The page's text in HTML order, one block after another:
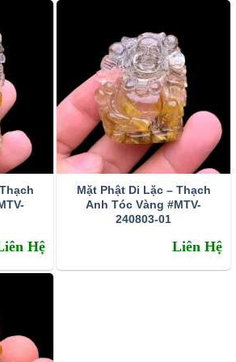
duyên, hạnh phúc lứa đôi được
Bạn hãy cùng chúng tôi tìm về 3
ý nghĩa của thạch anh tóc vàng!
vòng tay thạch anh tóc vàng chất
tự nhiên.
Hệ
Mặt Phật Di Lặc – Thạch
Anh Tóc Vàng #MTV-
240803-01
Liên Hệ